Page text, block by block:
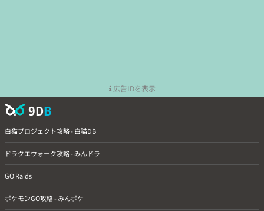
広告IDを表示
9DB
白猫プロジェクト攻略 - 白猫DB
ドラクエウォーク攻略 - みんドラ
GO Raids
ポケモンGO攻略 - みんポケ